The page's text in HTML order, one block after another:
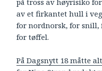
på tross av høyrisiko
av et firkantet hull i
for nordnorsk, for
for tøffel.
På Dagsnytt 18 måtte